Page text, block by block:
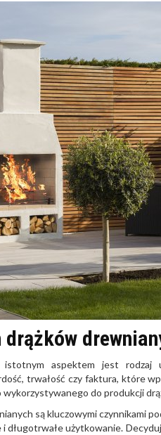
istotnym aspektem jest
trwałość czy faktura, które
do produkcji
są kluczowymi czynnikami
długotrwałe użytkowanie.